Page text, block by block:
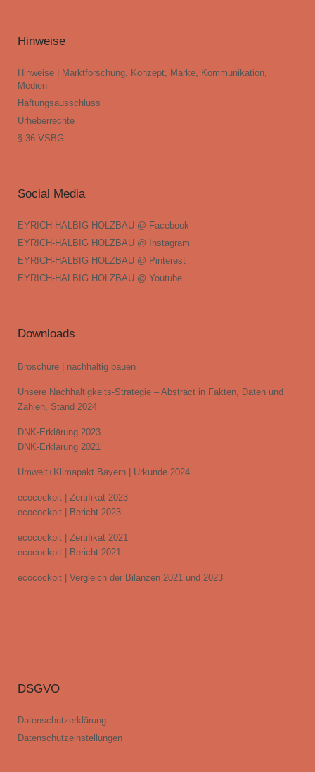
Hinweise
Hinweise | Marktforschung, Konzept, Marke, Kommunikation,
Medien
Haftungsausschluss
Urheberrechte
§ 36 VSBG
Social Media
EYRICH-HALBIG HOLZBAU @ Facebook
EYRICH-HALBIG HOLZBAU @ Instagram
EYRICH-HALBIG HOLZBAU @ Pinterest
EYRICH-HALBIG HOLZBAU @ Youtube
Downloads
Broschüre | nachhaltig bauen
Unsere Nachhaltigkeits-Strategie – Abstract in Fakten, Daten und
Zahlen, Stand 2024
DNK-Erklärung 2023
DNK-Erklärung 2021
Umwelt+Klimapakt Bayern | Urkunde 2024
ecocockpit | Zertifikat 2023
ecocockpit | Bericht 2023
ecocockpit | Zertifikat 2021
ecocockpit | Bericht 2021
ecocockpit | Vergleich der Bilanzen 2021 und 2023
DSGVO
Datenschutzerklärung
Datenschutzeinstellungen